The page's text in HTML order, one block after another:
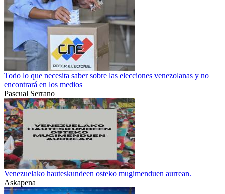
Todo lo que necesita saber sobre las elecciones venezolanas y no
encontrará en los medios
Pascual Serrano
Venezuelako hauteskundeen osteko mugimenduen aurrean.
Askapena